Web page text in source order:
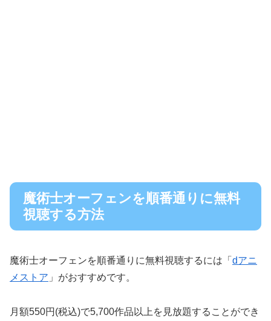
魔術士オーフェンを順番通りに無料
視聴する方法
魔術士オーフェンを順番通りに無料視聴するには「 dアニ
メストア 」がおすすめです。
月額550円(税込)で5,700作品以上を見放題することができ